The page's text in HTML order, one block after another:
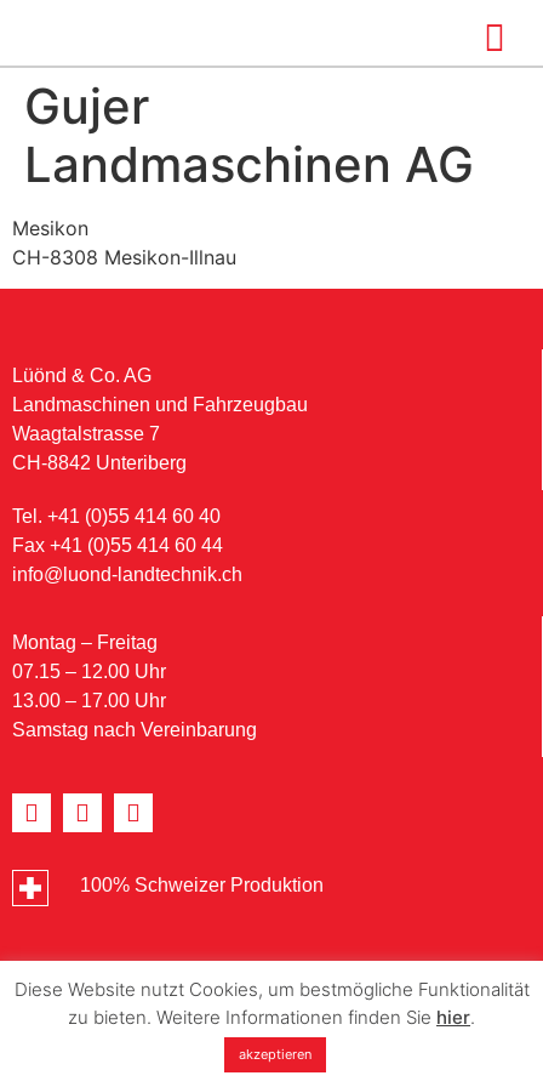
Gujer
Landmaschinen AG
Mesikon
CH-8308 Mesikon-Illnau
Lüönd & Co. AG
Landmaschinen und Fahrzeugbau
Waagtalstrasse 7
CH-8842 Unteriberg
Tel. +41 (0)55 414 60 40
Fax +41 (0)55 414 60 44
info@luond-landtechnik.ch
Montag – Freitag
07.15 – 12.00 Uhr
13.00 – 17.00 Uhr
Samstag nach Vereinbarung
100% Schweizer Produktion
Diese Website nutzt Cookies, um bestmögliche Funktionalität
zu bieten. Weitere Informationen finden Sie hier.
akzeptieren